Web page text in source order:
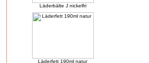
Läderbälte J nickelfri
Läderfett 190ml natur